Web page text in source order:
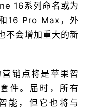
16系列命名或为
16 Pro Max，外
不会增加重大的新
销点将是苹果智
件。届时，所有
能，但它也将与